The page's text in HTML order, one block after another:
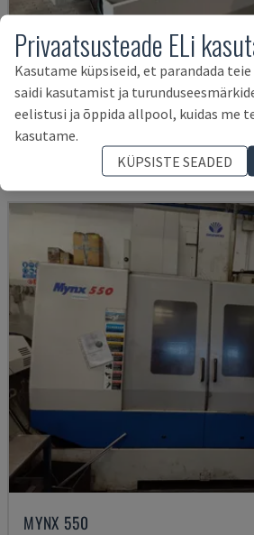
U5-1530
SPINNER - VERTIKAALNE TÖÖTLEMISKESKUS
SAKSAMAA 2021 6.000 TUNNID
MYNX 550
Privaatsusteade ELi
Kasutame küpsiseid, et parandada
saidi kasutamist ja
eelistusi ja õppida allpool, kuidas me
kasutame.
KÜPSISTE SEADED